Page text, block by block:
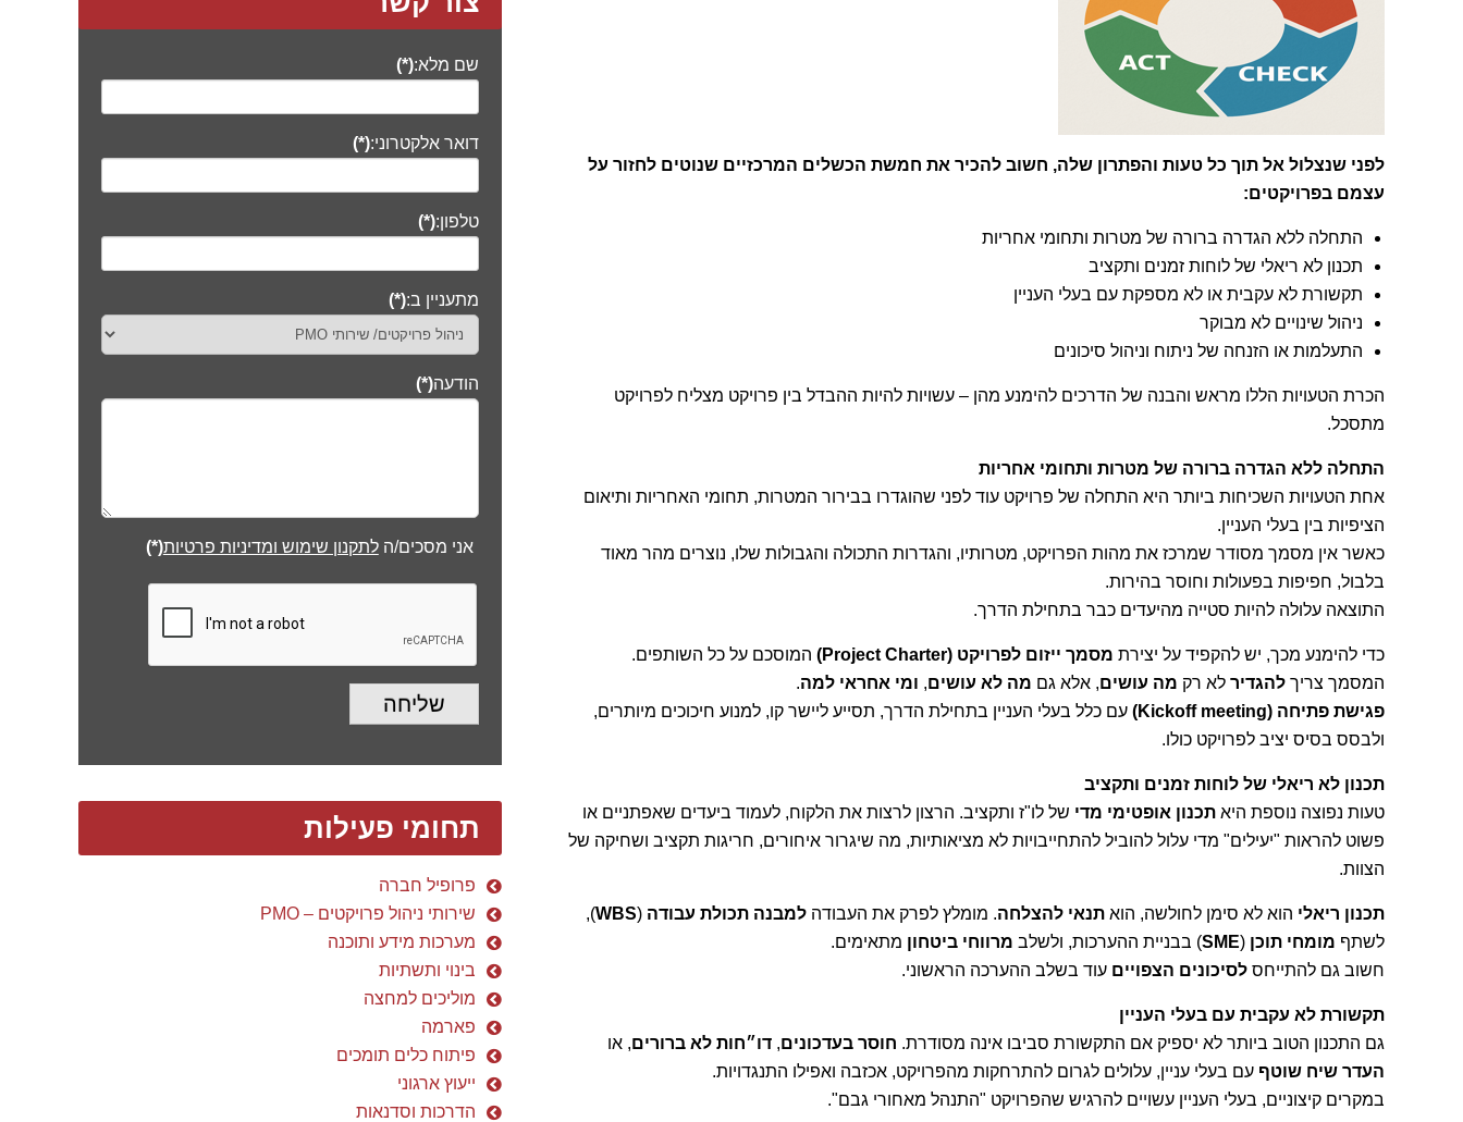
לפני שנצלול אל תוך כל טעות והפתרון שלה, חשוב להכיר את חמשת הכשלים המרכזיים שנוטים לחזור על
עצמם בפרויקטים:
התחלה ללא הגדרה ברורה של מטרות ותחומי אחריות
תכנון לא ריאלי של לוחות זמנים ותקציב
תקשורת לא עקבית או לא מספקת עם בעלי העניין
ניהול שינויים לא מבוקר
התעלמות או הזנחה של ניתוח וניהול סיכונים
הכרת הטעויות הללו מראש והבנה של הדרכים להימנע מהן – עשויות להיות ההבדל בין פרויקט מצליח לפרויקט
מתסכל.
התחלה ללא הגדרה ברורה של מטרות ותחומי אחריות
אחת הטעויות השכיחות ביותר היא התחלה של פרויקט עוד לפני שהוגדרו בבירור המטרות, תחומי האחריות ותיאום
הציפיות בין בעלי העניין.
כאשר אין מסמך מסודר שמרכז את מהות הפרויקט, מטרותיו, והגדרות התכולה והגבולות שלו, נוצרים מהר מאוד
בלבול, חפיפות בפעולות וחוסר בהירות.
התוצאה עלולה להיות סטייה מהיעדים כבר בתחילת הדרך.
כדי להימנע מכך, יש להקפיד על יצירת מסמך ייזום לפרויקט (Project Charter)
המוסכם על כל השותפים.
המסמך צריך להגדיר לא רק מה עושים, אלא גם מה לא עושים, ומי אחראי למה.
פגישת פתיחה (Kickoff meeting)
עם כלל בעלי העניין בתחילת הדרך, תסייע ליישר קו, למנוע חיכוכים מיותרים,
ולבסס בסיס יציב לפרויקט כולו.
תכנון לא ריאלי של לוחות זמנים ותקציב
טעות נפוצה נוספת היא תכנון אופטימי מדי של לו"ז ותקציב. הרצון לרצות את הלקוח, לעמוד ביעדים שאפתניים או
פשוט להראות "יעילים" מדי עלול להוביל להתחייבויות לא מציאותיות, מה שיגרור איחורים, חריגות תקציב ושחיקה של
הצוות.
תכנון ריאלי הוא לא סימן לחולשה, הוא תנאי להצלחה. מומלץ לפרק את העבודה למבנה תכולת עבודה (
WBS
),
לשתף מומחי תוכן (
SME) בבניית ההערכות, ולשלב מרווחי ביטחון מתאימים.
חשוב גם להתייחס לסיכונים הצפויים עוד בשלב ההערכה הראשוני.
תקשורת לא עקבית עם בעלי העניין
גם התכנון הטוב ביותר לא יספיק אם התקשורת סביבו אינה מסודרת. חוסר בעדכונים, דו״חות לא ברורים, או
העדר שיח שוטף עם בעלי עניין, עלולים לגרום להתרחקות מהפרויקט, אכזבה ואפילו התנגדויות.
במקרים קיצוניים, בעלי העניין עשויים להרגיש שהפרויקט "התנהל מאחורי גבם".
שם מלא:(*)
דואר אלקטרוני:(*)
טלפון:(*)
מתעניין ב:(*)
הודעה(*)
אני מסכים/הלתקנון שימוש ומדיניות פרטיות(*)
שליחה
תחומי פעילות
פרופיל חברה
שירותי ניהול פרויקטים – PMO
מערכות מידע ותוכנה
בינוי ותשתיות
מוליכים למחצה
פארמה
פיתוח כלים תומכים
ייעוץ ארגוני
הדרכות וסדנאות